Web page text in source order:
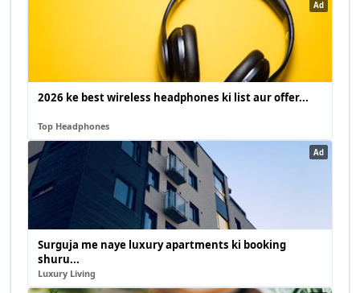
Ad
2026 ke best wireless headphones ki list aur offer...
Top Headphones
Ad
Surguja me naye luxury apartments ki booking
shuru...
Luxury Living